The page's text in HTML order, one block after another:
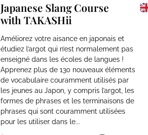
Japanese Slang Course
with TAKASHii
Améliorez votre aisance en japonais et
étudiez l’argot qui n’est normalement pas
enseigné dans les écoles de langues !
Apprenez plus de 130 nouveaux éléments
de vocabulaire couramment utilisés par
les jeunes au Japon, y compris l’argot, les
formes de phrases et les terminaisons de
phrases qui sont couramment utilisées
pour les utiliser dans le...